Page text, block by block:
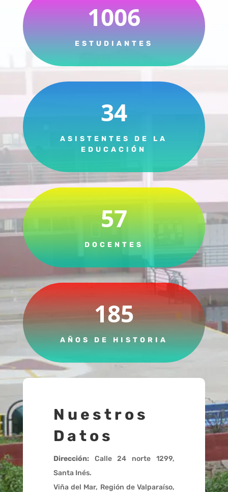
1006
ESTUDIANTES
34
ASISTENTES DE LA
EDUCACIÓN
57
DOCENTES
185
AÑOS DE HISTORIA
Nuestros
Datos
Dirección:Calle 24 norte 1299,
Santa Inés.
Viña del Mar, Región de Valparaíso,